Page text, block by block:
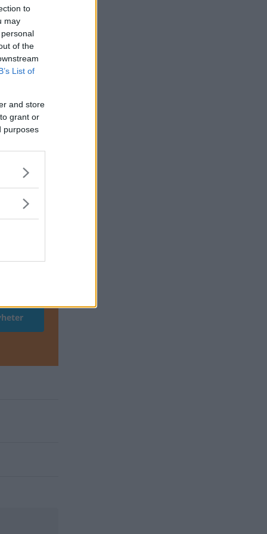
to
may
of the
List of
and store
grant or
purposes
design”.